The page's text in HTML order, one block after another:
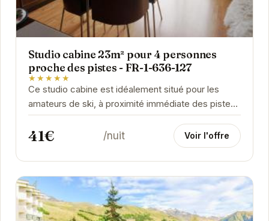
Studio cabine 23m² pour 4 personnes
proche des pistes - FR-1-636-127
★★★★★
Ce studio cabine est idéalement situé pour les
amateurs de ski, à proximité immédiate des pistes
d'Orcières Merlette 1850. Pouvant accueillir...
41€ /nuit Voir l'offre